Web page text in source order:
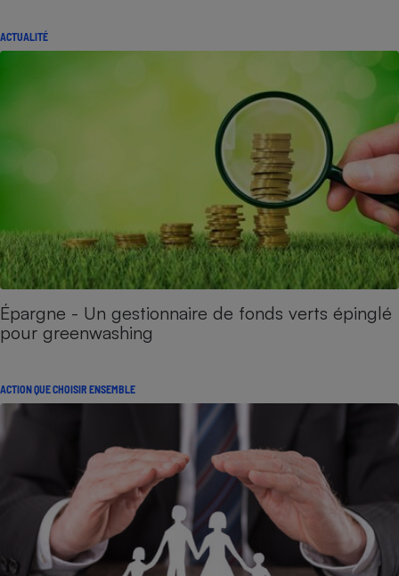
ACTUALITÉ
Épargne - Un gestionnaire de fonds verts épinglé
pour greenwashing
ACTION QUE CHOISIR ENSEMBLE